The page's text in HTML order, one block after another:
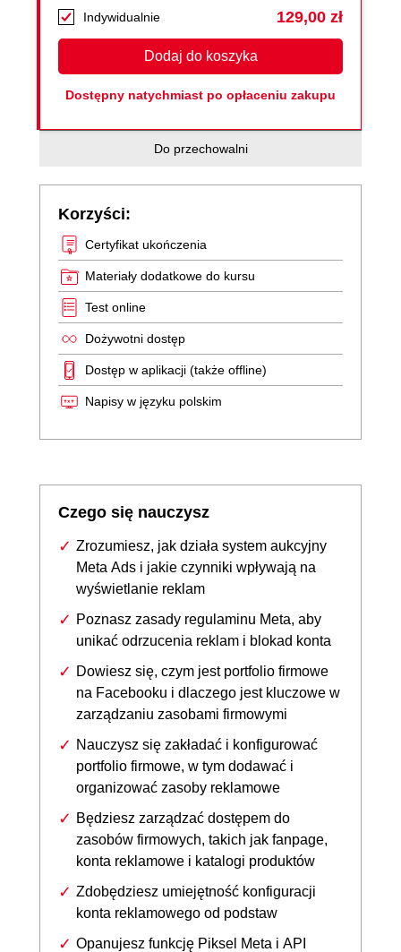
Indywidualnie 129,00 zł
Dodaj do koszyka
Dostępny natychmiast po opłaceniu zakupu
Do przechowalni
Korzyści:
Certyfikat ukończenia
Materiały dodatkowe do kursu
Test online
Dożywotni dostęp
Dostęp w aplikacji (także offline)
Napisy w języku polskim
Czego się nauczysz
Zrozumiesz, jak działa system aukcyjny
Meta Ads i jakie czynniki wpływają na
wyświetlanie reklam
Poznasz zasady regulaminu Meta, aby
unikać odrzucenia reklam i blokad konta
Dowiesz się, czym jest portfolio firmowe
na Facebooku i dlaczego jest kluczowe w
zarządzaniu zasobami firmowymi
Nauczysz się zakładać i konfigurować
portfolio firmowe, w tym dodawać i
organizować zasoby reklamowe
Będziesz zarządzać dostępem do
zasobów firmowych, takich jak fanpage,
konta reklamowe i katalogi produktów
Zdobędziesz umiejętność konfiguracji
konta reklamowego od podstaw
Opanujesz funkcję Piksel Meta i API